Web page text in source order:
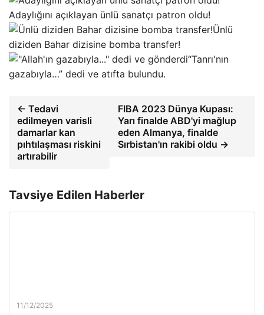
Adaylığını açıklayan ünlü sanatçı patron oldu!
Ünlü
diziden Bahar dizisine bomba transfer!
“Tanrı'nın
gazabıyla…” dedi ve atıfta bulundu.
← Tedavi
edilmeyen varisli
damarlar kan
pıhtılaşması riskini
artırabilir
FIBA 2023 Dünya Kupası:
Yarı finalde ABD'yi mağlup
eden Almanya, finalde
Sırbistan'ın rakibi oldu →
Tavsiye Edilen Haberler
11/12/2025